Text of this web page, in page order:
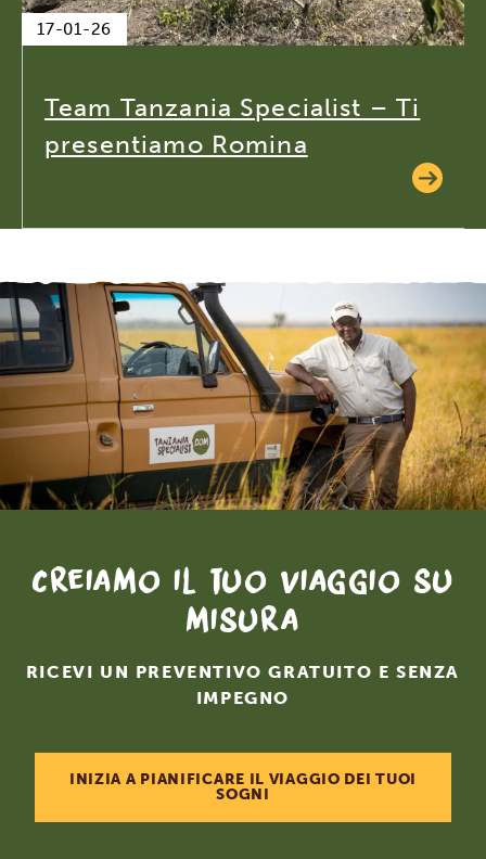
17-01-26
Team Tanzania Specialist – Ti
presentiamo Romina
Creiamo il tuo viaggio su
misura
RICEVI UN PREVENTIVO GRATUITO E SENZA
IMPEGNO
INIZIA A PIANIFICARE IL VIAGGIO DEI TUOI
SOGNI